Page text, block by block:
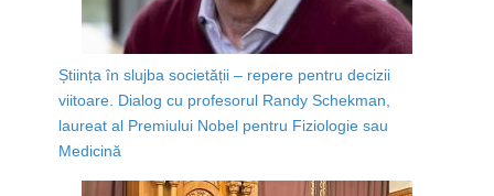
Știința în slujba societății – repere pentru decizii
viitoare. Dialog cu profesorul Randy Schekman,
laureat al Premiului Nobel pentru Fiziologie sau
Medicină